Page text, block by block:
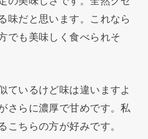
味だと思います。これなら
でも美味しく食べられそ
ているけど味は違いますよ
さらに濃厚で甘めです。私
こちらの方が好みです。